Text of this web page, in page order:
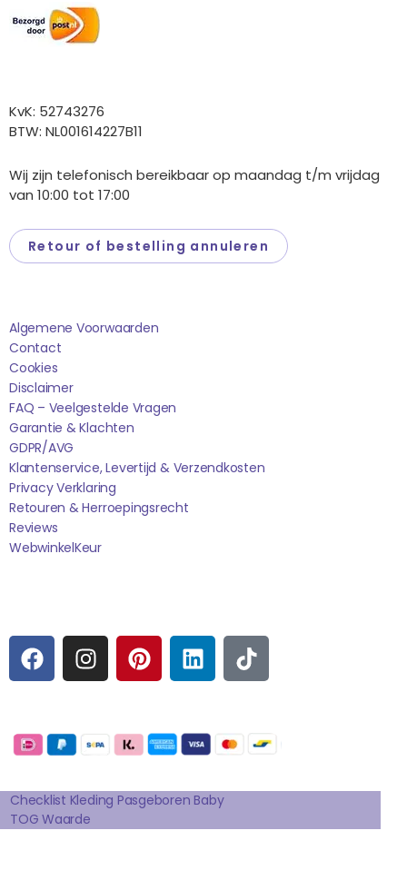
KvK: 52743276
BTW: NL001614227B11
Wij zijn telefonisch bereikbaar op maandag t/m vrijdag
van 10:00 tot 17:00
Retour of bestelling annuleren
Algemene Voorwaarden
Contact
Cookies
Disclaimer
FAQ – Veelgestelde Vragen
Garantie & Klachten
GDPR/AVG
Klantenservice, Levertijd & Verzendkosten
Privacy Verklaring
Retouren & Herroepingsrecht
Reviews
WebwinkelKEur
F
A
C
B
O
O
K
I
N
S
A
R
A
M
P
I
N
E
R
E
S
T
L
I
N
E
D
I
N
T
I
K
O
K
Checklist Kleding Pasgeboren Baby
TOG Waarde